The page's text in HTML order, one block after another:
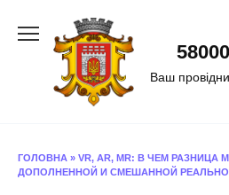
Ваш
ГОЛОВНА » VR, AR, MR: В ЧЕМ
ДОПОЛНЕННОЙ И СМЕШАННОЙ